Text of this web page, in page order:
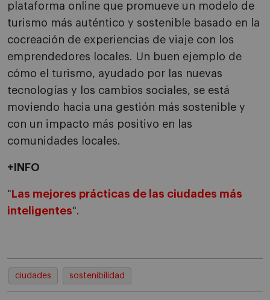
plataforma online que promueve un modelo de
turismo más auténtico y sostenible basado en la
cocreación de experiencias de viaje con los
emprendedores locales. Un buen ejemplo de
cómo el turismo, ayudado por las nuevas
tecnologías y los cambios sociales, se está
moviendo hacia una gestión más sostenible y
con un impacto más positivo en las
comunidades locales.
+INFO
" Las mejores prácticas de las ciudades más
inteligentes".
ciudades sostenibilidad